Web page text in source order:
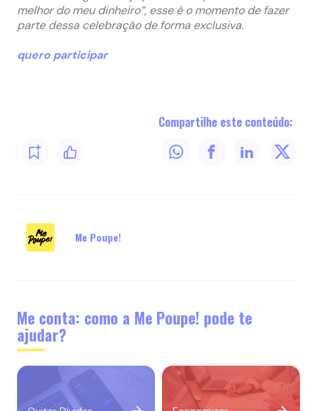
melhor do meu dinheiro”, esse é o momento de fazer
parte dessa celebração de forma exclusiva.
quero participar
Compartilhe este conteúdo:
Me Poupe!
Me conta: como a Me Poupe! pode te
ajudar?